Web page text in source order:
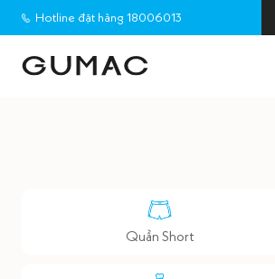
Hotline đặt hàng 18006013
Quần Short